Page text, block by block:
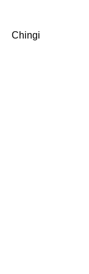
Chingi